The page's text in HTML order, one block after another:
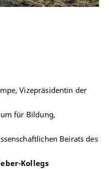
Vizepräsidentin der
für Bildung,
Beirats des
Kollegs